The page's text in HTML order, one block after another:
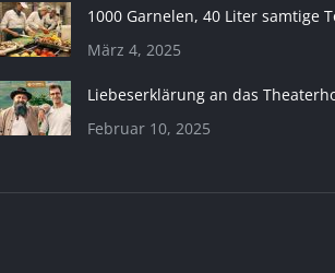
1000 Garnelen, 40 Liter samtige
März 4, 2025
Liebeserklärung an das
Februar 10, 2025